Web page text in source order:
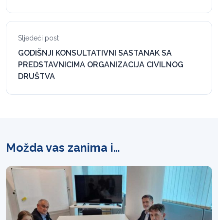
Sljedeći post
GODIŠNJI KONSULTATIVNI SASTANAK SA
PREDSTAVNICIMA ORGANIZACIJA CIVILNOG
DRUŠTVA
Možda vas zanima i…